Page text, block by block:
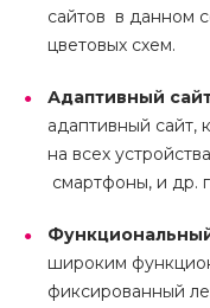
сайтов в данном
цветовых схем.
Адаптивный
адаптивный сайт,
на всех
смартфоны, и др.
широким
фиксированный